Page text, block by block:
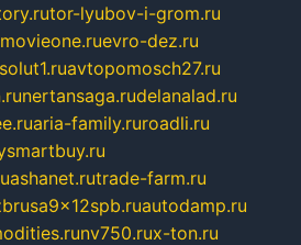
tor-lyubov-i-grom.ru
movieone.ruevro-dez.ru
avtopomosch27.ru
nertansaga.rudelanalad.ru
aria-family.ruroadli.ru
ashanet.rutrade-farm.ru
autodamp.ru
nv750.rux-ton.ru